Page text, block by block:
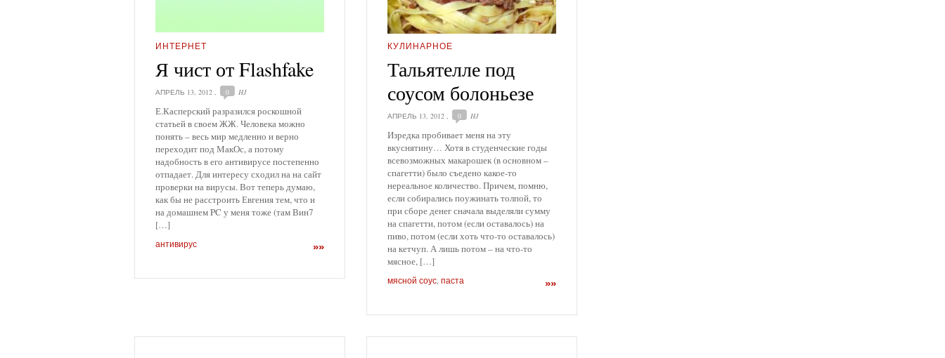
ИНТЕРНЕТ
Я чист от Flashfake
АПРЕЛЬ 13, 2012 , 0 HJ
Е.Касперский разразился роскошной
статьей в своем ЖЖ. Человека можно
понять – весь мир медленно и верно
переходит под МакОс, а потому
надобность в его антивирусе постепенно
отпадает. Для интересу сходил на на сайт
проверки на вирусы. Вот теперь думаю,
как бы не расстроить Евгения тем, что и
на домашнем PC у меня тоже (там Вин7
[…]
»»
антивирус
КУЛИНАРНОЕ
Тальятелле под
соусом болоньезе
АПРЕЛЬ 13, 2012 , 0 HJ
Изредка пробивает меня на эту
вкуснятину… Хотя в студенческие годы
всевозможных макарошек (в основном –
спагетти) было съедено какое-то
нереальное количество. Причем, помню,
если собирались поужинать толпой, то
при сборе денег сначала выделяли сумму
на спагетти, потом (если оставалось) на
пиво, потом (если хоть что-то оставалось)
на кетчуп. А лишь потом – на что-то
мясное, […]
»»
мясной соус, паста